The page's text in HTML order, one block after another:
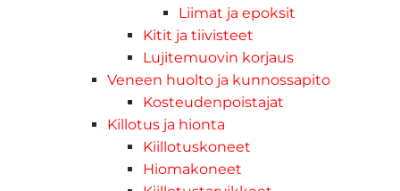
Liimat ja epoksit
Kitit ja tiivisteet
Lujitemuovin korjaus
Veneen huolto ja kunnossapito
Kosteudenpoistajat
Killotus ja hionta
Kiillotuskoneet
Hiomakoneet